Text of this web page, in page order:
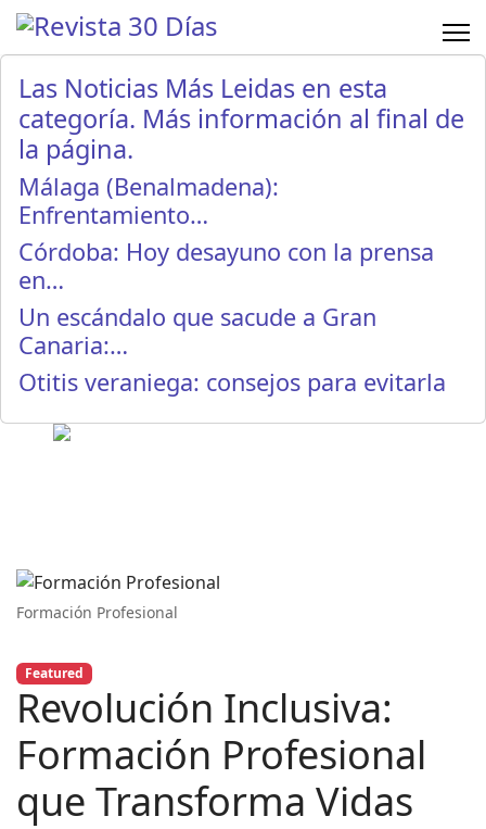
Las Noticias Más Leidas en esta
categoría. Más información al final de
la página.
Málaga (Benalmadena):
Enfrentamiento…
Córdoba: Hoy desayuno con la prensa
en…
Un escándalo que sacude a Gran
Canaria:…
Otitis veraniega: consejos para evitarla
Formación Profesional
Featured
Revolución Inclusiva:
Formación Profesional
que Transforma Vidas